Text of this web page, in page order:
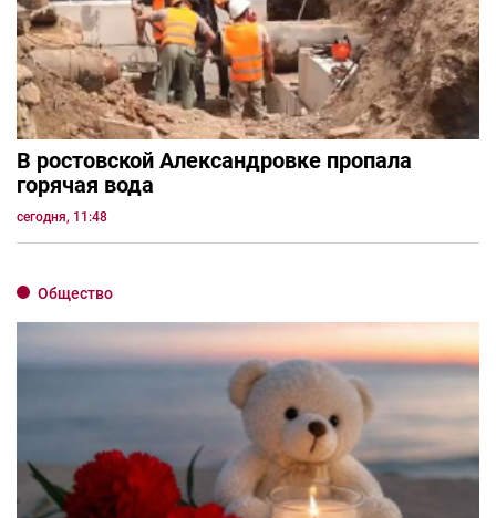
В ростовской Александровке пропала
горячая вода
сегодня, 11:48
Общество